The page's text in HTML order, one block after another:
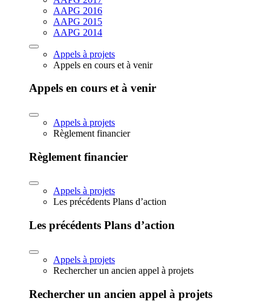
AAPG 2016
AAPG 2015
AAPG 2014
Appels à projets
Appels en cours et à venir
Appels en cours et à venir
Appels à projets
Règlement financier
Règlement financier
Appels à projets
Les précédents Plans d’action
Les précédents Plans d’action
Appels à projets
Rechercher un ancien appel à projets
Rechercher un ancien appel à projets